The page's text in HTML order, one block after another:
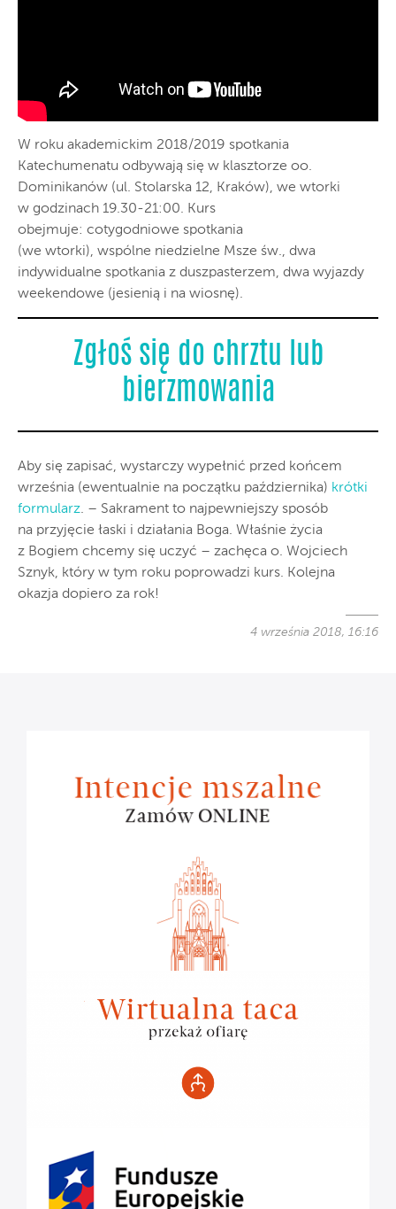
W roku akademickim 2018/2019 spotkania
Katechumenatu odbywają się w klasztorze oo.
Dominikanów (ul. Stolarska 12, Kraków), we wtorki
w godzinach 19.30-21:00. Kurs
obejmuje: cotygodniowe spotkania
(we wtorki), wspólne niedzielne Msze św., dwa
indywidualne spotkania z duszpasterzem, dwa wyjazdy
weekendowe (jesienią i na wiosnę).
Zgłoś się do chrztu lub
bierzmowania
Aby się zapisać, wystarczy wypełnić przed końcem
września (ewentualnie na początku października) krótki
formularz. – Sakrament to najpewniejszy sposób
na przyjęcie łaski i działania Boga. Właśnie życia
z Bogiem chcemy się uczyć – zachęca o. Wojciech
Sznyk, który w tym roku poprowadzi kurs. Kolejna
okazja dopiero za rok!
4 września 2018, 16:16